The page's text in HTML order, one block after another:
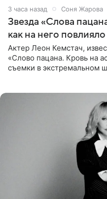
3 часа назад Соня Жарова
Звезда «Слова
как на него
Актер Леон Кемстач,
«Слово пацана. Кровь на
съемки в экстремальном